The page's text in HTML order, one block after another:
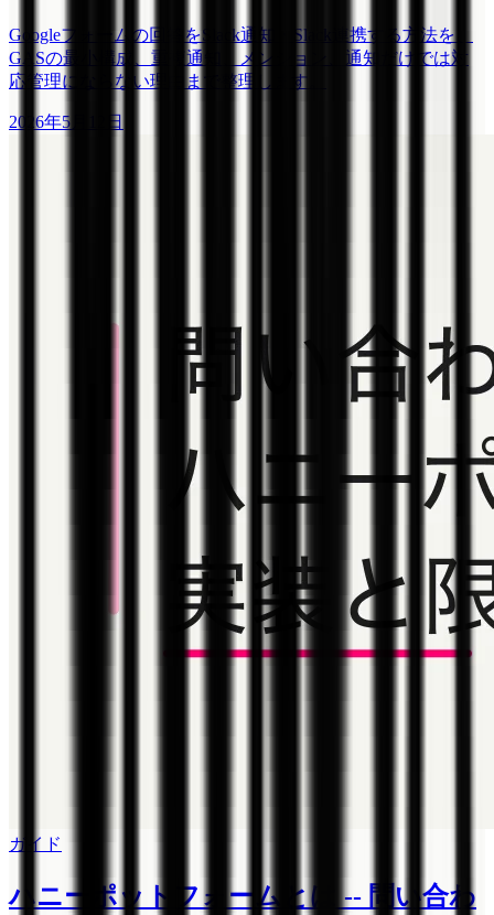
Googleフォームの回答をSlack通知・Slack連携する方法を、
GASの最小構成、重複通知、メンション、通知だけでは対
応管理にならない理由まで整理します。
2026年5月12日
ガイド
ハニーポットフォームとは -- 問い合わ